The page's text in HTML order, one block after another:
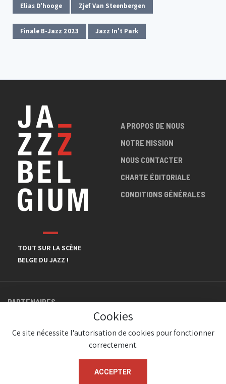
Elias D'hooge Zjef Van Steenbergen
Finale B-Jazz 2023 Jazz In't Park
TOUT SUR LA SCÈNE
BELGE DU JAZZ !
A PROPOS DE NOUS
NOTRE MISSION
NOUS CONTACTER
CHARTE ÉDITORIALE
CONDITIONS GÉNÉRALES
PARTENAIRES
Cookies
Ce site nécessite l'autorisation de cookies pour fonctionner
correctement.
ACCEPTER